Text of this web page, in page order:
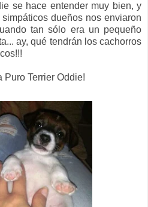
se hace entender muy bien, y
dueños nos enviaron
tan sólo era un pequeño
ay, qué tendrán los cachorros
Puro Terrier Oddie!